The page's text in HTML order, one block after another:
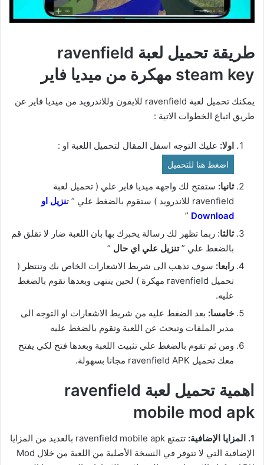
طريقة تحميل لعبة ravenfield
steam key مهكرة من ميديا فاير
يمكنك تحميل لعبة ravenfield للايفون وللاندرويد من ميديا فاير عن
طريق اتباع الخطوات الاتية :
اولا: عليك التوجه اسفل المقال لتحميل اللعبة او :
اضغط هنا للتحميل
ثانيا: ستفتح لك واجهه ميديا فاير علي ( تحميل لعبة
ravenfield للاندرويد ) ستقوم بالضغط علي ” ت
نزيل او
Download
”
ثالثا: ربما تظهر لك رسالة يخبرك بها بان اللعبة ضار لا تقلق قم
بالضغط علي ”تنزيل علي اي حال ”
رابعا: سوف تذهب الى شريط الاشعارات الخاص بك وتنتظر (
تحميل ravenfield مهكرة ) لحين ينتهي وبعدها تقوم بالضغط
عليه.
خامسا: بعد الضغط عليه من شريط الاشعارات او التوجه الى
مدير الملفات وتبحث عن اللعبة وتقوم بالضغط عليه
ومن ثم تقوم بالضغط علي تثبيت اللعبة وبعدها فتح لكي يفتح
معك تحميل ravenfield APK مجانا بسهولة.
اهمية تحميل لعبة ravenfield
mobile mod apk
1. المزايا الإضافية:
تتمتع ravenfield mobile apk بالعديد من المزايا
الإضافية التي لا تتوفر في النسخة الأصلية من اللعبة من خلال Mod